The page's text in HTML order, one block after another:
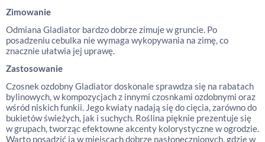
Zimowanie
Odmiana Gladiator bardzo dobrze zimuje w gruncie. Po
posadzeniu cebulka nie wymaga wykopywania na zimę, co
znacznie ułatwia jej uprawę.
Zastosowanie
Czosnek ozdobny Gladiator doskonale sprawdza się na rabatach
bylinowych, w kompozycjach z innymi czosnkami ozdobnymi oraz
wśród niskich funkii. Jego kwiaty nadają się do cięcia, zarówno do
bukietów świeżych, jak i suchych. Roślina pięknie prezentuje się
w grupach, tworząc efektowne akcenty kolorystyczne w ogrodzie.
Warto posadzić ją w miejscach dobrze nasłonecznionych, gdzie w